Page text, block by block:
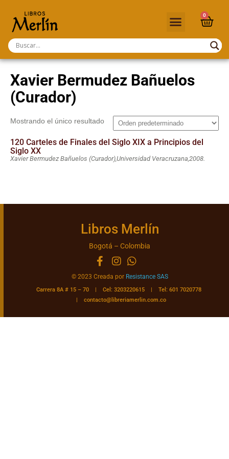
0
Xavier Bermudez Bañuelos
(Curador)
Mostrando el único resultado
120 Carteles de Finales del Siglo XIX a Principios del
Siglo XX
Xavier Bermudez Bañuelos (Curador),Universidad Veracruzana, 2008.
Libros Merlín
Bogotá – Colombia
© 2023 Creada por Resistance SAS
Carrera 8A # 15 – 70 | Cel: 3203220615 | Tel: 601 7020778
|contacto@libreriamerlin.com.co